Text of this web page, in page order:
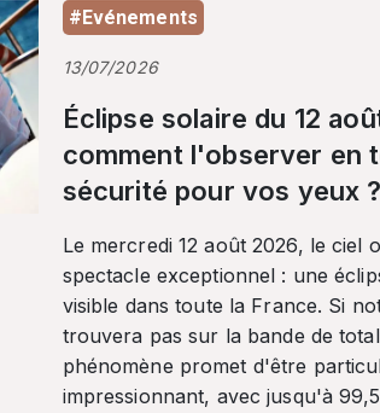
#Evénements
13/07/2026
Éclipse solaire du 12
comment l'observer en
sécurité pour vos yeux ?
Le mercredi 12 août 2026, le ciel
spectacle exceptionnel : une
visible dans toute la France. Si
trouvera pas sur la bande de
phénomène promet d'être
impressionnant, avec jusqu'à